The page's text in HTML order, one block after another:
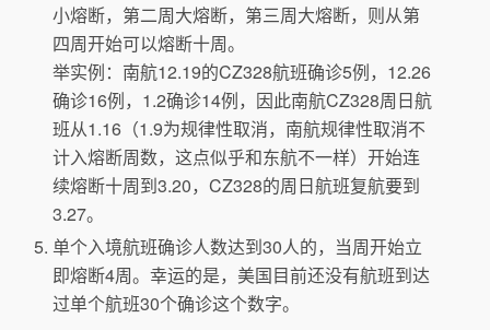
小熔断，第二周大熔断，第三周大熔断，则从第
四周开始可以熔断十周。
举实例：南航12.19的CZ328航班确诊5例，12.26
确诊16例，1.2确诊14例，因此南航CZ328周日航
班从1.16（1.9为规律性取消，南航规律性取消不
计入熔断周数，这点似乎和东航不一样）开始连
续熔断十周到3.20，CZ328的周日航班复航要到
3.27。
单个入境航班确诊人数达到30人的，当周开始立
即熔断4周。幸运的是，美国目前还没有航班到达
过单个航班30个确诊这个数字。